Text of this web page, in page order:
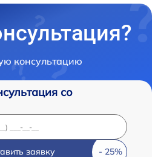
консультацию
со
заявку